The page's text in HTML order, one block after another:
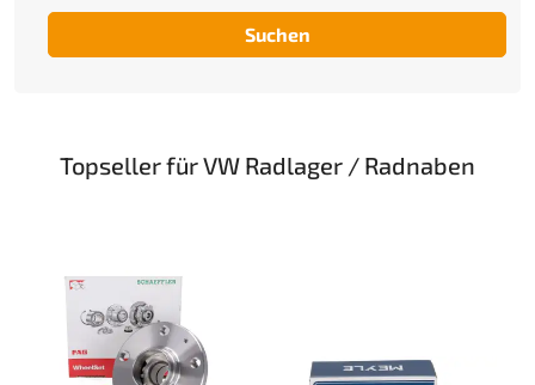
Suchen
Topseller für VW Radlager / Radnaben